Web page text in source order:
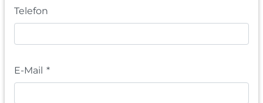
Telefon
E-Mail *